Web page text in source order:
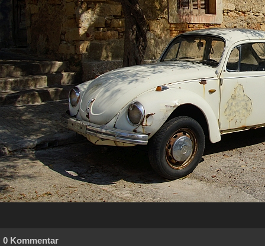
0 Kommentar